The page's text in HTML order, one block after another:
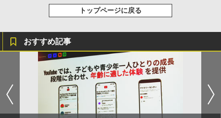
トップページに戻る
おすすめ記事